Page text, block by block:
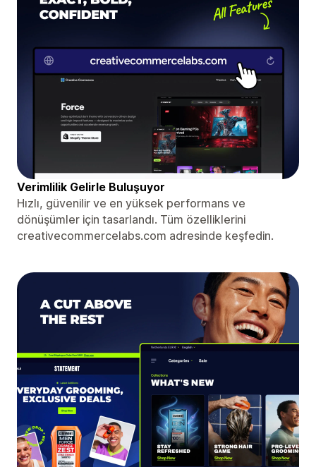
Verimlilik Gelirle Buluşuyor
Hızlı, güvenilir ve en yüksek performans ve
dönüşümler için tasarlandı. Tüm özelliklerini
creativecommercelabs.com adresinde keşfedin.